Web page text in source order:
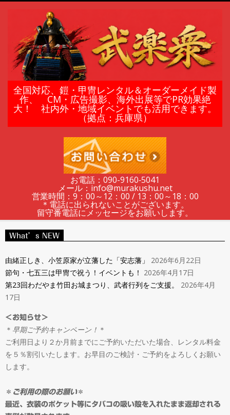
鎧
甲
レ
ン
タ
ル
＆
オ
ー
ダ
全国対応、鎧・甲冑レンタル＆オーダーメイド製
作、 CM・広告撮影、海外出展等でPR効果絶
大！ 社内外・地域イベントでも活用できます。
（拠点：兵庫県）
お電話：090-9160‐5041
メール：info@murakushu.net
営業時間：9：00～12：00 / 13：00～18：00
＊電話に出られないことがございます。
留守番電話にメッセージをお願いします。
Navigation
What’s NEW
由緒正しき、小笠原家が立藩した「安志藩」
2026年6月22日
節句・七五三は甲冑で祝う！イベントも！ 2026年4月17日
第23回わだやま竹田お城まつり、武者行列をご支援。
2026年4月
17日
＜お知らせ＞
＊ 早期ご予約キャンペーン！ ＊
ご利用日より２か月前までにご予約いただいた場合、レンタル料金
を５％割引いたします。お早目のご検討・ご予約をよろしくお願い
します。
＊ ご利用の際のお願い＊
最近、衣装のポケット等にタバコの吸い殻を入れたまま返却される